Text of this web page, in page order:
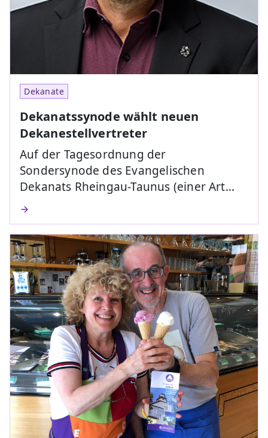
Dekanate
Dekanatssynode wählt neuen
Dekanestellvertreter
Auf der Tagesordnung der
Sondersynode des Evangelischen
Dekanats Rheingau-Taunus (einer Art…